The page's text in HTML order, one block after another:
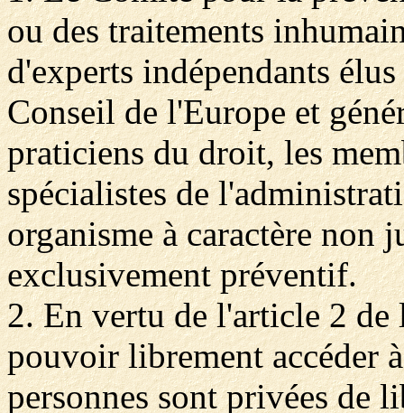
ou des traitements
d'experts indépendants
Conseil de l'Europe et
praticiens du droit, les
spécialistes de
organisme à caractère
exclusivement préventif.
2. En vertu de l'article 2
pouvoir librement accéder
personnes sont privées de